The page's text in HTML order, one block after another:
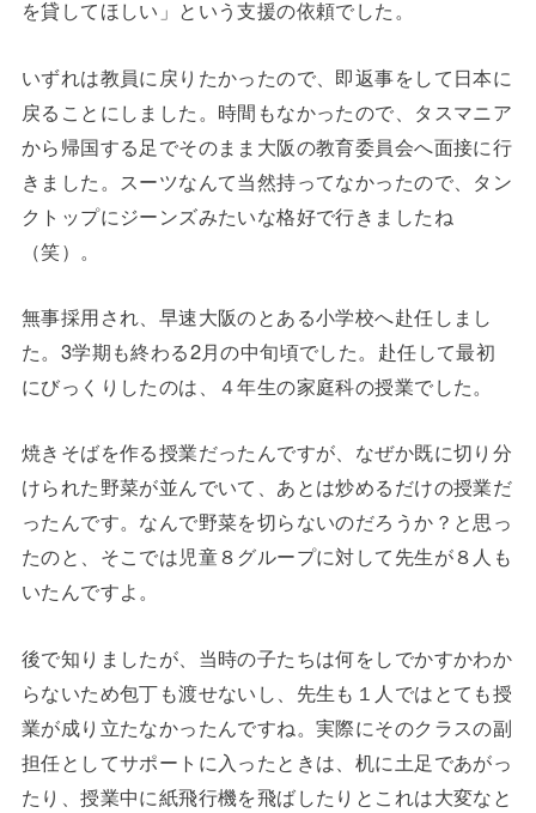
を貸してほしい」という支援の依頼でした。
いずれは教員に戻りたかったので、即返事をして日本に
戻ることにしました。時間もなかったので、タスマニア
から帰国する足でそのまま大阪の教育委員会へ面接に行
きました。スーツなんて当然持ってなかったので、タン
クトップにジーンズみたいな格好で行きましたね
（笑）。
無事採用され、早速大阪のとある小学校へ赴任しまし
た。3学期も終わる2月の中旬頃でした。赴任して最初
にびっくりしたのは、４年生の家庭科の授業でした。
焼きそばを作る授業だったんですが、なぜか既に切り分
けられた野菜が並んでいて、あとは炒めるだけの授業だ
ったんです。なんで野菜を切らないのだろうか？と思っ
たのと、そこでは児童８グループに対して先生が８人も
いたんですよ。
後で知りましたが、当時の子たちは何をしでかすかわか
らないため包丁も渡せないし、先生も１人ではとても授
業が成り立たなかったんですね。実際にそのクラスの副
担任としてサポートに入ったときは、机に土足であがっ
たり、授業中に紙飛行機を飛ばしたりとこれは大変なと